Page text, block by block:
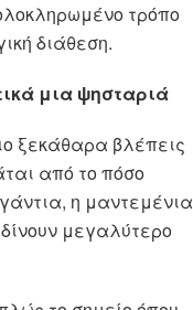
τρόπο
διάθεση.
μια ψησταριά
ξεκάθαρα βλέπεις
από το πόσο
η μαντεμένια
μεγαλύτερο